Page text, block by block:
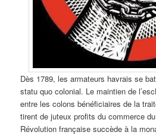
Dès 1789, les armateurs havrais se
statu quo colonial. Le maintien de
entre les colons bénéficiaires de la
tirent de juteux profits du commerce
Révolution française succède à la